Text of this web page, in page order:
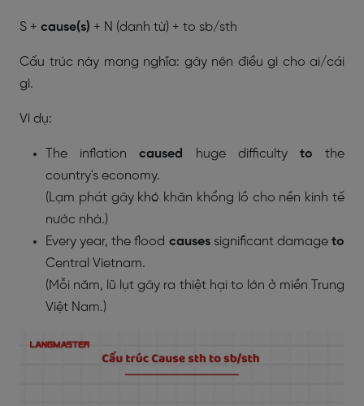
S + cause(s) + N (danh từ) + to sb/sth
Cấu trúc này mang nghĩa: gây nên điều gì cho ai/cái
gì.
Ví dụ:
The inflationcaused huge difficulty to the
country's economy.
(Lạm phát gây khó khăn khổng lồ cho nền kinh tế
nước nhà.)
Every year, the flood causessignificant damageto
Central Vietnam.
(Mỗi năm, lũ lụt gây ra thiệt hại to lớn ở miền Trung
Việt Nam.)